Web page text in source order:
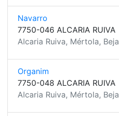
Navarro
7750-046 ALCARIA RUIVA
Alcaria Ruiva, Mértola, Beja
Organim
7750-048 ALCARIA RUIVA
Alcaria Ruiva, Mértola, Beja